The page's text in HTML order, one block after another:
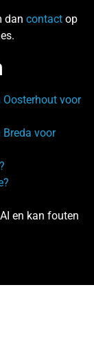
dan contact op
Oosterhout voor
Breda voor
en kan fouten